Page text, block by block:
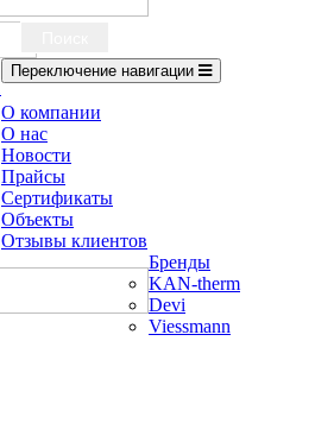
Переключение навигации
О компании
О нас
Новости
Прайсы
Сертификаты
Объекты
Отзывы клиентов
Бренды
KAN-therm
Devi
Viessmann